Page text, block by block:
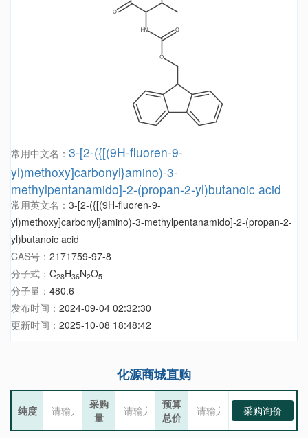
常用中文名： 3-[2-({[(9H-fluoren-9-
yl)methoxy]carbonyl}amino)-3-
methylpentanamido]-2-(propan-2-yl)butanoic acid
常用英文名： 3-[2-({[(9H-fluoren-9-
yl)methoxy]carbonyl}amino)-3-methylpentanamido]-2-(propan-2-
yl)butanoic acid
CAS号： 2171759-97-8
分子式： C28H36N2O5
分子量： 480.6
发布时间： 2024-09-04 02:32:30
更新时间： 2025-10-08 18:48:42
化源商城直购
纯度
采购
量
预算
总价
采购询价